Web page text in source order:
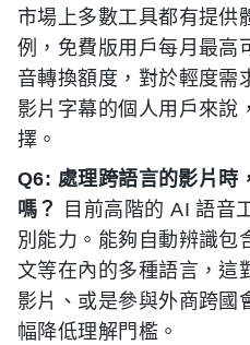
市場上多數工具都有提供
例，免費版用戶每月最高
音轉換額度，對於輕度需
影片字幕的個人用戶來說
擇。
Q6: 處理跨語言的影片時
嗎？
目前高階的 AI 語音
別能力。能夠自動辨識包
文等在內的多種語言，這
影片、或是參與外商跨國
幅降低理解門檻。